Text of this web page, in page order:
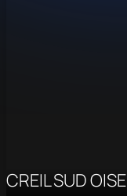
CREIL SUD OISE